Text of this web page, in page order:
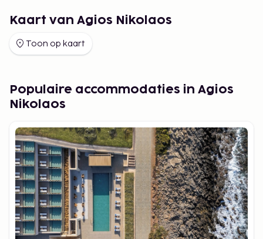
Kaart van Agios Nikolaos
Toon op kaart
Populaire accommodaties in Agios
Nikolaos